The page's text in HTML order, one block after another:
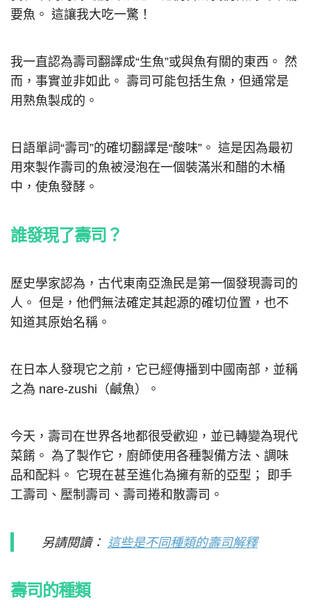
要魚。 這讓我大吃一驚！
我一直認為壽司翻譯成“生魚”或與魚有關的東西。 然
而，事實並非如此。 壽司可能包括生魚，但通常是
用熟魚製成的。
日語單詞“壽司”的確切翻譯是“酸味”。 這是因為最初
用來製作壽司的魚被浸泡在一個裝滿米和醋的木桶
中，使魚發酵。
誰發現了壽司？
歷史學家認為，古代東南亞漁民是第一個發現壽司的
人。 但是，他們無法確定其起源的確切位置，也不
知道其原始名稱。
在日本人發現它之前，它已經傳播到中國南部，並稱
之為 nare-zushi（鹹魚）。
今天，壽司在世界各地都很受歡迎，並已轉變為現代
菜餚。 為了製作它，廚師使用各種製備方法、調味
品和配料。 它現在甚至進化為擁有新的亞型； 即手
工壽司、壓制壽司、壽司捲和散壽司。
另請閱讀： 這些是不同種類的壽司解釋
壽司的種類